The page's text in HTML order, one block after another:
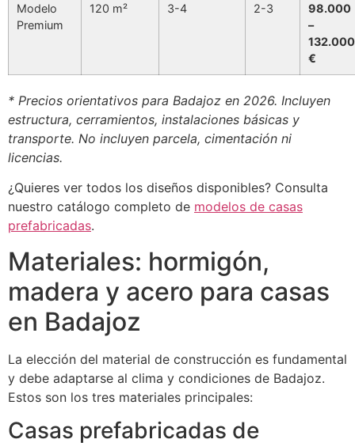
Modelo
Premium
120 m² 3-4 2-3
98.000
–
132.000
€
* Precios orientativos para Badajoz en 2026. Incluyen
estructura, cerramientos, instalaciones básicas y
transporte. No incluyen parcela, cimentación ni
licencias.
¿Quieres ver todos los diseños disponibles? Consulta
nuestro catálogo completo de modelos de casas
prefabricadas.
Materiales: hormigón,
madera y acero para casas
en Badajoz
La elección del material de construcción es fundamental
y debe adaptarse al clima y condiciones de Badajoz.
Estos son los tres materiales principales:
Casas prefabricadas de